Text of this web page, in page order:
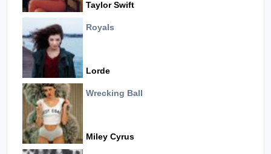
Taylor Swift
Royals
Lorde
Wrecking Ball
Miley Cyrus